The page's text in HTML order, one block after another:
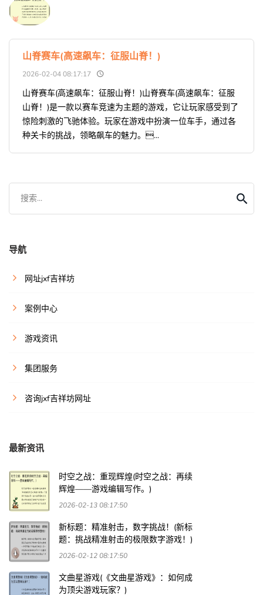
山脊赛车(高速飙车：征服山脊！)
2026-02-04 08:17:17
山脊赛车(高速飙车：征服山脊！)山脊赛车(高速飙车：征服
山脊！)是一款以赛车竞速为主题的游戏，它让玩家感受到了
惊险刺激的飞驰体验。玩家在游戏中扮演一位车手，通过各
种关卡的挑战，领略飙车的魅力。...
搜索...
导航
网址jxf吉祥坊
案例中心
游戏资讯
集团服务
咨询jxf吉祥坊网址
最新资讯
时空之战：重现辉煌(时空之战：再续
辉煌——游戏编辑写作。)
2026-02-13 08:17:50
新标题：精准射击，数字挑战！(新标
题：挑战精准射击的极限数字游戏！)
2026-02-12 08:17:50
文曲星游戏(《文曲星游戏》：如何成
为顶尖游戏玩家？)